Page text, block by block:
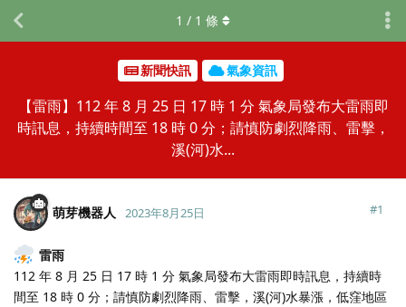
新聞快訊 氣象資訊
【雷雨】112 年 8 月 25 日 17 時 1 分 氣象局發布大雷雨即
時訊息，持續時間至 18 時 0 分；請慎防劇烈降雨、雷擊，
溪(河)水...
1 / 1 條
萌芽機器人 2023年8月25日 #1
雷雨
112 年 8 月 25 日 17 時 1 分 氣象局發布大雷雨即時訊息，持續時
間至 18 時 0 分；請慎防劇烈降雨、雷擊，溪(河)水暴漲，低窪地區